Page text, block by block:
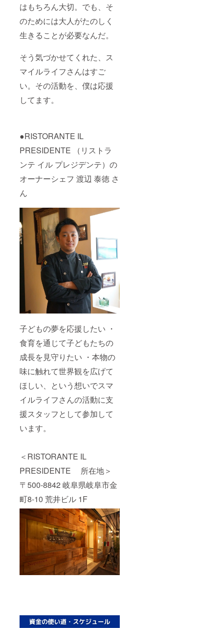
はもちろん大切。でも、そ
のためには大人がたのしく
生きることが必要なんだ。
そう気づかせてくれた、ス
マイルライフさんはすご
い。その活動を、僕は応援
してます。
●RISTORANTE IL
PRESIDENTE （リストラ
ンテ イル プレジデンテ）の
オーナーシェフ 渡辺 泰徳 さ
ん
子どもの夢を応援したい ・
食育を通じて子どもたちの
成長を見守りたい ・本物の
味に触れて世界観を広げて
ほしい、という想いでスマ
イルライフさんの活動に支
援スタッフとして参加して
います。
＜RISTORANTE IL
PRESIDENTE 所在地＞
〒500-8842 岐阜県岐阜市金
町8-10 荒井ビル 1F